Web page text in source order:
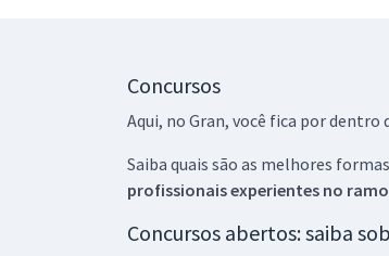
Concursos
Aqui, no Gran, você fica por dentro
Saiba quais são as melhores
profissionais experientes no
Concursos abertos: saiba